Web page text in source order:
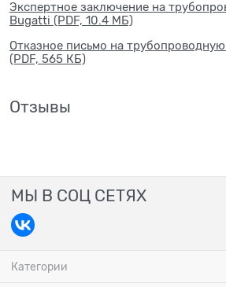
Экспертное заключение на
Bugatti (PDF, 10.4 МБ)
Отказное письмо на
(PDF, 565 КБ)
Отзывы
МЫ В СОЦ СЕТЯХ
Категории